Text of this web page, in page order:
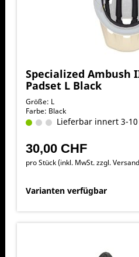
Specialized Ambush
Padset L Black
Größe: L
Farbe: Black
Lieferbar innert 3-10
30,00 CHF
pro Stück (inkl. MwSt. zzgl.
Varianten verfügbar